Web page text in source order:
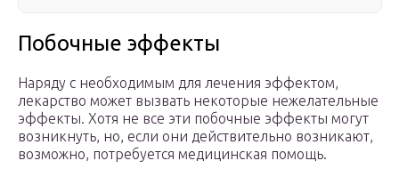
Побочные эффекты
Наряду с необходимым для лечения эффектом,
лекарство может вызвать некоторые нежелательные
эффекты. Хотя не все эти побочные эффекты могут
возникнуть, но, если они действительно возникают,
возможно, потребуется медицинская помощь.